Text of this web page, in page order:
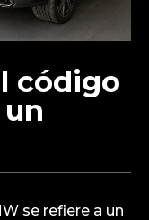
código
se refiere a un